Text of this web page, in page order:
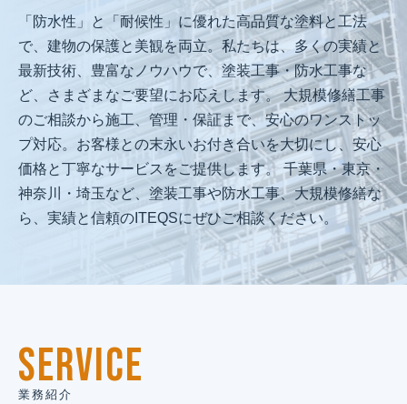
「防水性」と「耐候性」に優れた高品質な塗料と工法
で、建物の保護と美観を両立。私たちは、多くの実績と
最新技術、豊富なノウハウで、塗装工事・防水工事な
ど、さまざまなご要望にお応えします。 大規模修繕工事
のご相談から施工、管理・保証まで、安心のワンストッ
プ対応。お客様との末永いお付き合いを大切にし、安心
価格と丁寧なサービスをご提供します。 千葉県・東京・
神奈川・埼玉など、塗装工事や防水工事、大規模修繕な
ら、実績と信頼のITEQSにぜひご相談ください。
SERVICE
業務紹介